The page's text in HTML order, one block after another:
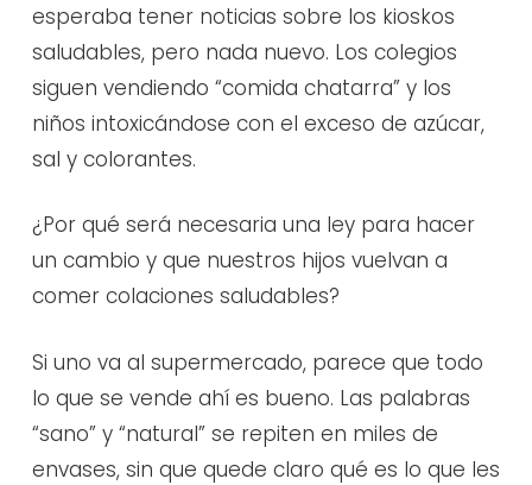
esperaba tener noticias sobre los kioskos
saludables, pero nada nuevo. Los colegios
siguen vendiendo “comida chatarra” y los
niños intoxicándose con el exceso de azúcar,
sal y colorantes.
¿Por qué será necesaria una ley para hacer
un cambio y que nuestros hijos vuelvan a
comer colaciones saludables?
Si uno va al supermercado, parece que todo
lo que se vende ahí es bueno. Las palabras
“sano” y “natural” se repiten en miles de
envases, sin que quede claro qué es lo que les